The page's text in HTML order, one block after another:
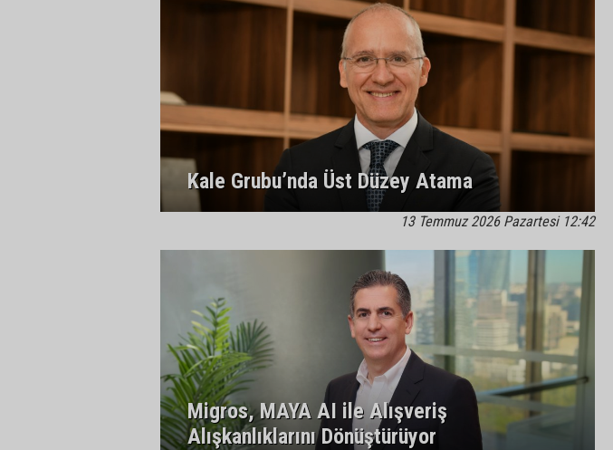
Kale Grubu’nda Üst Düzey Atama
13 Temmuz 2026 Pazartesi 12:42
Migros, MAYA AI ile Alışveriş
Alışkanlıklarını Dönüştürüyor